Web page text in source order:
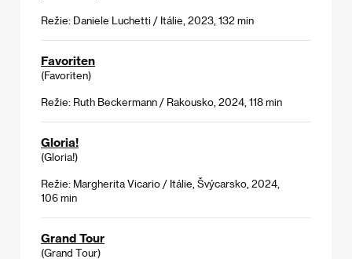
Režie: Daniele Luchetti / Itálie, 2023, 132 min
Favoriten
(Favoriten)
Režie: Ruth Beckermann / Rakousko, 2024, 118 min
Gloria!
(Gloria!)
Režie: Margherita Vicario / Itálie, Švýcarsko, 2024,
106 min
Grand Tour
(Grand Tour)